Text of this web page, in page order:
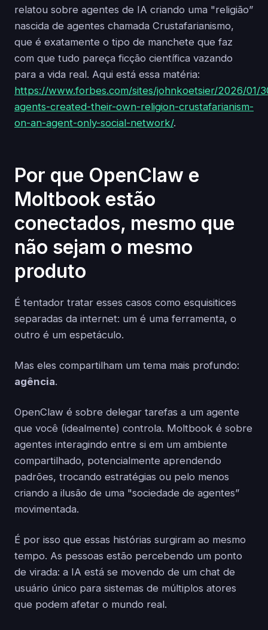
relatou sobre agentes de IA criando uma "religião”
nascida de agentes chamada Crustafarianismo,
que é exatamente o tipo de manchete que faz
com que tudo pareça ficção científica vazando
para a vida real. Aqui está essa matéria:
https://www.forbes.com/sites/johnkoetsier/2026/01/
agents-created-their-own-religion-crustafarianism-
on-an-agent-only-social-network/.
Por que OpenClaw e
Moltbook estão
conectados, mesmo que
não sejam o mesmo
produto
É tentador tratar esses casos como esquisitices
separadas da internet: um é uma ferramenta, o
outro é um espetáculo.
Mas eles compartilham um tema mais profundo:
agência.
OpenClaw é sobre delegar tarefas a um agente
que você (idealmente) controla. Moltbook é sobre
agentes interagindo entre si em um ambiente
compartilhado, potencialmente aprendendo
padrões, trocando estratégias ou pelo menos
criando a ilusão de uma "sociedade de agentes”
movimentada.
É por isso que essas histórias surgiram ao mesmo
tempo. As pessoas estão percebendo um ponto
de virada: a IA está se movendo de um chat de
usuário único para sistemas de múltiplos atores
que podem afetar o mundo real.